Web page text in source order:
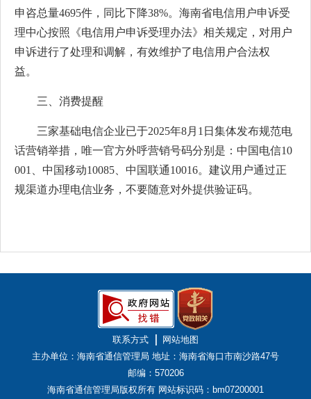
申咨总量4695件，同比下降38%。海南省电信用户申诉受
理中心按照《电信用户申诉受理办法》相关规定，对用户
申诉进行了处理和调解，有效维护了电信用户合法权
益。
三、消费提醒
三家基础电信企业已于2025年8月1日集体发布规范电
话营销举措，唯一官方外呼营销号码分别是：中国电信10
001、中国移动10085、中国联通10016。建议用户通过正
规渠道办理电信业务，不要随意对外提供验证码。
联系方式
网站地图
主办单位：海南省通信管理局 地址：海南省海口市南沙路47号
邮编：570206
海南省通信管理局版权所有 网站标识码：bm07200001